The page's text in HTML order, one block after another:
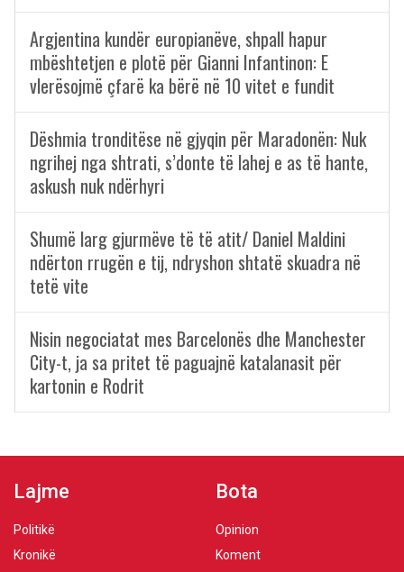
Argjentina kundër europianëve, shpall hapur
mbështetjen e plotë për Gianni Infantinon: E
vlerësojmë çfarë ka bërë në 10 vitet e fundit
Dëshmia tronditëse në gjyqin për Maradonën: Nuk
ngrihej nga shtrati, s’donte të lahej e as të hante,
askush nuk ndërhyri
Shumë larg gjurmëve të të atit/ Daniel Maldini
ndërton rrugën e tij, ndryshon shtatë skuadra në
tetë vite
Nisin negociatat mes Barcelonës dhe Manchester
City-t, ja sa pritet të paguajnë katalanasit për
kartonin e Rodrit
Lajme
Politikë
Kronikë
Bota
Opinion
Koment